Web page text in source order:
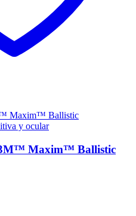
y ocular
3M™ Maxim™ Ballistic